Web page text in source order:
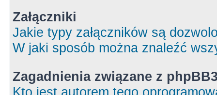
Załączniki
Jakie typy załączników są
W jaki sposób można znaleźć
Zagadnienia związane z
Kto jest autorem tego